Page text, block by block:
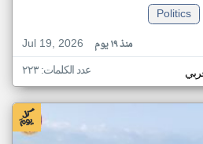
Politics
Jul 19, 2026
منذ ١٩ يوم
عدد الكلمات: ٢٢٣